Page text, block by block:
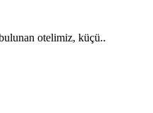
otelimiz, küçü..